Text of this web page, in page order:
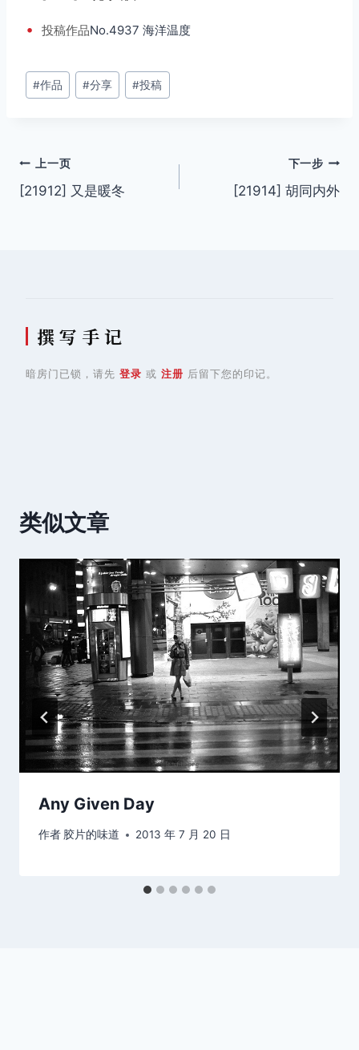
• 投稿作品No.4937 海洋温度
文
章
#作品 #分享 #投稿
文
章
上一页
[21912] 又是暖冬
下一步
[21914] 胡同内外
撰 写 手 记
暗房门已锁，请先 登录 或 注册 后留下您的印记。
类似文章
Any Given Day
作者 胶片的味道 2013 年 7 月 20 日